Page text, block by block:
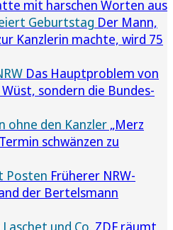
mit harschen Worten aus
Geburtstag Der Mann,
Kanzlerin machte, wird 75
Das Hauptproblem von
sondern die Bundes-
ohne den Kanzler „Merz
schwänzen zu
Posten Früherer NRW-
der Bertelsmann
und Co. ZDF räumt